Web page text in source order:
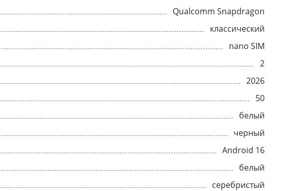
Qualcomm Snapdragon
классический
nano SIM
2
2026
50
белый
черный
Android 16
белый
серебристый